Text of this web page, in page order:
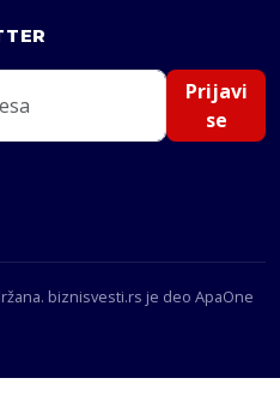
Prijavi
se
biznisvesti.rs je deo ApaOne